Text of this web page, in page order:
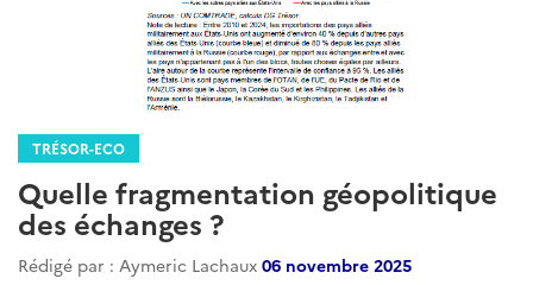
TRÉSOR-ECO
Quelle fragmentation géopolitique
des échanges ?
Rédigé par : Aymeric Lachaux 06 novembre 2025